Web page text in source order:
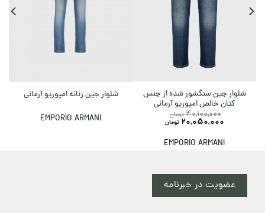
شلوار جین سنگشور شده از جنس
کتان خالص امپوریو آرمانی
40,100,000 تومان
20,050,000 تومان
EMPORIO ARMANI
شلوار جین زنانه امپوریو آرمانی
EMPORIO ARMANI
عضویت در خبرنامه